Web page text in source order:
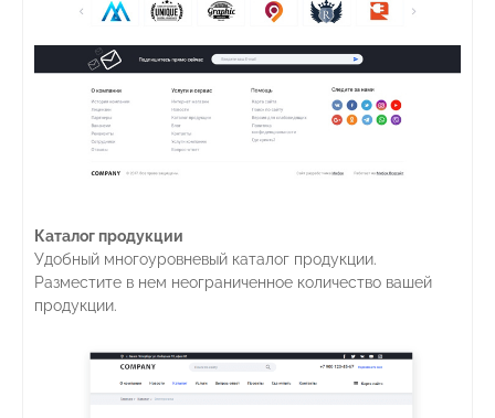
Каталог продукции
Удобный многоуровневый каталог продукции.
Разместите в нем неограниченное количество вашей
продукции.